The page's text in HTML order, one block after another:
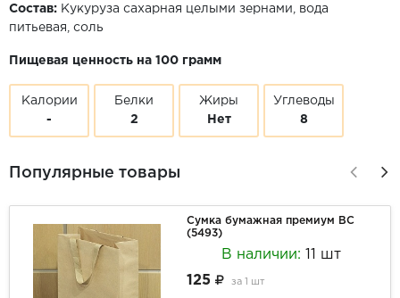
Состав: Кукуруза сахарная целыми зернами, вода
питьевая, соль
Пищевая ценность на 100 грамм
Калории
-
Белки
2
Жиры
Нет
Углеводы
8
Популярные товары
Сумка бумажная премиум ВС
(5493)
В наличии:
11 шт
125
за 1 шт